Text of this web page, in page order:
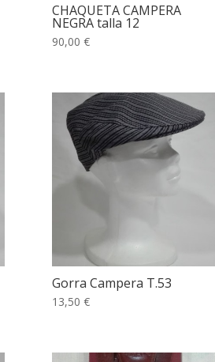
CHAQUETA CAMPERA
NEGRA talla 12
90,00 €
Gorra Campera T.53
13,50 €